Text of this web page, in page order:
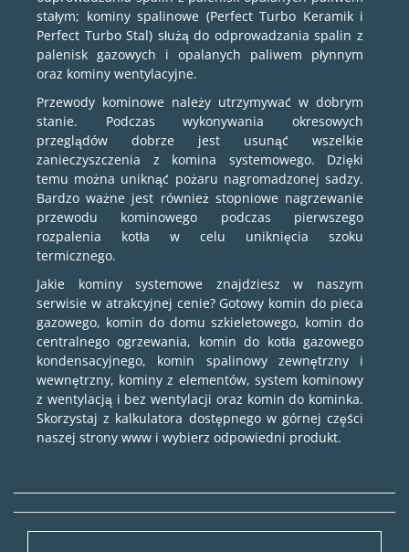
stałym; kominy spalinowe (Perfect Turbo Keramik i
Perfect Turbo Stal) służą do odprowadzania spalin z
palenisk gazowych i opalanych paliwem płynnym
oraz kominy wentylacyjne.
Przewody kominowe należy utrzymywać w dobrym
stanie. Podczas wykonywania okresowych
przeglądów dobrze jest usunąć wszelkie
zanieczyszczenia z komina systemowego. Dzięki
temu można uniknąć pożaru nagromadzonej sadzy.
Bardzo ważne jest również stopniowe nagrzewanie
przewodu kominowego podczas pierwszego
rozpalenia kotła w celu uniknięcia szoku
termicznego.
Jakie kominy systemowe znajdziesz w naszym
serwisie w atrakcyjnej cenie? Gotowy komin do pieca
gazowego, komin do domu szkieletowego, komin do
centralnego ogrzewania, komin do kotła gazowego
kondensacyjnego, komin spalinowy zewnętrzny i
wewnętrzny, kominy z elementów, system kominowy
z wentylacją i bez wentylacji oraz komin do kominka.
Skorzystaj z kalkulatora dostępnego w górnej części
naszej strony www i wybierz odpowiedni produkt.